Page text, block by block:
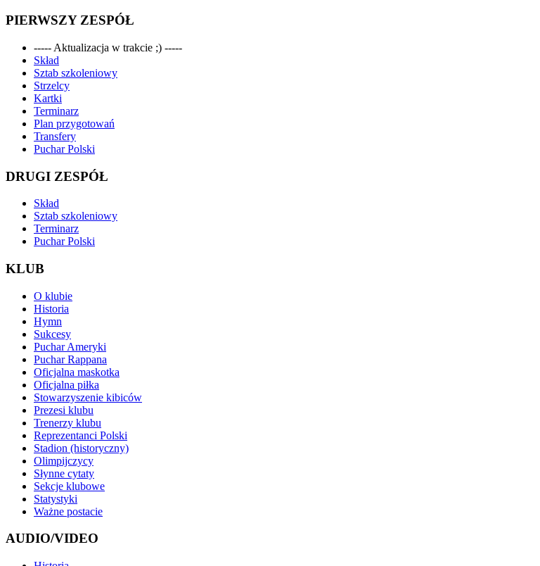
PIERWSZY ZESPÓŁ
----- Aktualizacja w trakcie ;) -----
Skład
Sztab szkoleniowy
Strzelcy
Kartki
Terminarz
Plan przygotowań
Transfery
Puchar Polski
DRUGI ZESPÓŁ
Skład
Sztab szkoleniowy
Terminarz
Puchar Polski
KLUB
O klubie
Historia
Hymn
Sukcesy
Puchar Ameryki
Puchar Rappana
Oficjalna maskotka
Oficjalna piłka
Stowarzyszenie kibiców
Prezesi klubu
Trenerzy klubu
Reprezentanci Polski
Stadion (historyczny)
Olimpijczycy
Słynne cytaty
Sekcje klubowe
Statystyki
Ważne postacie
AUDIO/VIDEO